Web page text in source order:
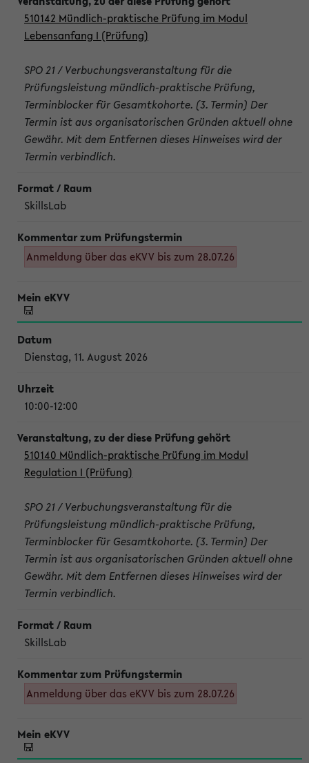
510142 Mündlich-praktische Prüfung im Modul
Lebensanfang I (Prüfung)
SPO 21 / Verbuchungsveranstaltung für die
Prüfungsleistung mündlich-praktische Prüfung,
Terminblocker für Gesamtkohorte. (3. Termin) Der
Termin ist aus organisatorischen Gründen aktuell ohne
Gewähr. Mit dem Entfernen dieses Hinweises wird der
Termin verbindlich.
SkillsLab
Anmeldung über das eKVV bis zum 28.07.26
Dienstag, 11. August 2026
10:00-12:00
510140 Mündlich-praktische Prüfung im Modul
Regulation I (Prüfung)
SPO 21 / Verbuchungsveranstaltung für die
Prüfungsleistung mündlich-praktische Prüfung,
Terminblocker für Gesamtkohorte. (3. Termin) Der
Termin ist aus organisatorischen Gründen aktuell ohne
Gewähr. Mit dem Entfernen dieses Hinweises wird der
Termin verbindlich.
SkillsLab
Anmeldung über das eKVV bis zum 28.07.26